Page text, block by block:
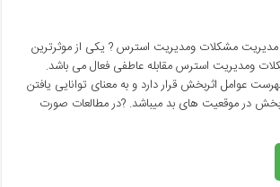
مشکلات و‌مدیریت استرس ? یکی از موثرترین
و‌مدیریت استرس مقابله عاطفی فعال می باشد.
عوامل اثربخش قرار دارد و به معنای توانایی یافتن
در موقعیت های بد میباشد. ?در مطالعات صورت